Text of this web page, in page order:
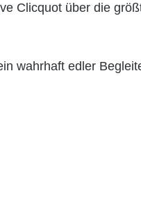
Clicquot über die
wahrhaft edler